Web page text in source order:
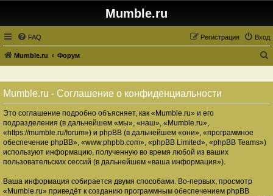
Mumble.ru
FAQ Вход
Регистрация
Mumble.ru Форум
и
Mumble.ru - Соглашение о конфиденциальности
Это соглашение подробно объясняет, как «Mumble.ru» и его
подразделения (в дальнейшем «мы», «наш», «Mumble.ru»,
«https://mumble.ru/forum») и phpBB (в дальнейшем «они», «программное
обеспечение phpBB», «www.phpbb.com», «phpBB Limited», «phpBB Teams»)
используют информацию, полученную во время любой из ваших
пользовательских сессий (в дальнейшем «ваша информация»).
Ваша информация собирается двумя способами. Во-первых, просмотр
«Mumble.ru» приведёт к созданию программным обеспечением phpBB